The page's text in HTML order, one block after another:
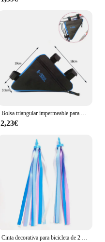
Bolsa triangular impermeable para bicicleta, bolsa para marco de tubo frontal, bolsa para bicicleta de montaña, bolsa para marco, bolsa para sillín, accesorios para bicicleta de montaña bicicleta accesorios
2,23€
Cinta decorativa para bicicleta de 2 piezas para niños, accesorio para manillar de bicicleta, con borlas de colores, para ciclismo al aire libre